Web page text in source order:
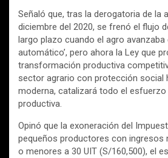
Señaló que, tras la derogatoria de la
diciembre del 2020, se frenó el flujo
largo plazo cuando el agro avanzaba
automático’, pero ahora la Ley que
transformación productiva
sector agrario con protección social
moderna, catalizará todo el esfuerzo
productiva.
Opinó que la exoneración del
pequeños productores con ingresos
o menores a 30 UIT (S/160,500), el